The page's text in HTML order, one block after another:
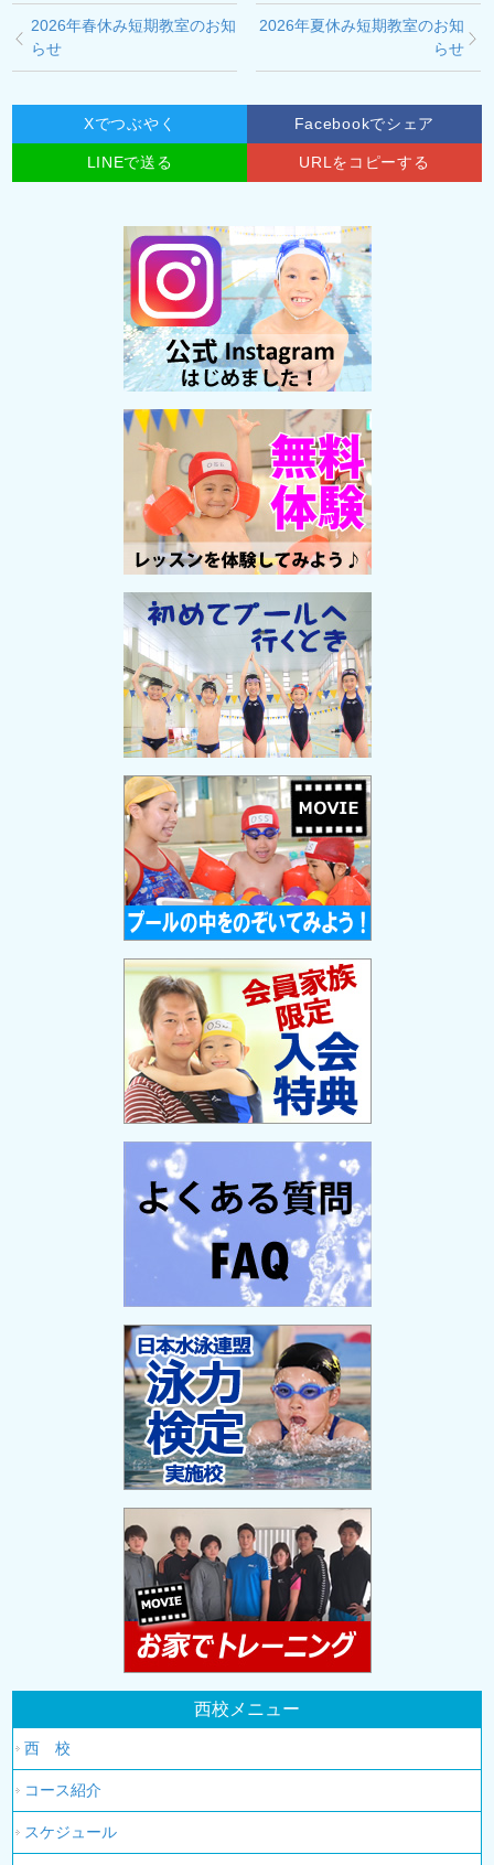
2026年春休み短期教室のお知
らせ
2026年夏休み短期教室のお知
らせ
Xでつぶやく Facebookでシェア
LINEで送る URLをコピーする
西校メニュー
西 校
コース紹介
スケジュール